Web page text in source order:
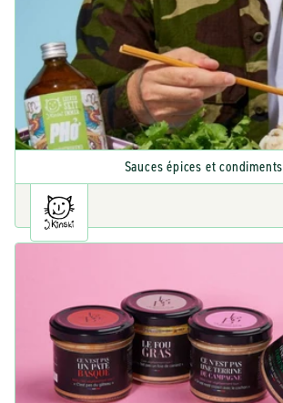
Sauces épices et condiments